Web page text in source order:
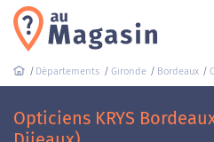
Départements Gironde Bordeaux
Opticiens KRYS